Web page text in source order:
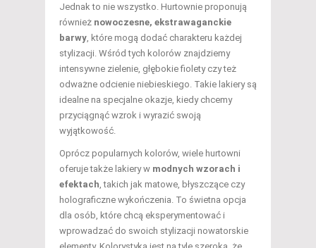
Jednak to nie wszystko. Hurtownie proponują
również nowoczesne, ekstrawaganckie
barwy , które mogą dodać charakteru każdej
stylizacji. Wśród tych kolorów znajdziemy
intensywne zielenie, głębokie fiolety czy też
odważne odcienie niebieskiego. Takie lakiery są
idealne na specjalne okazje, kiedy chcemy
przyciągnąć wzrok i wyrazić swoją
wyjątkowość.
Oprócz popularnych kolorów, wiele hurtowni
oferuje także lakiery w modnych wzorach i
efektach , takich jak matowe, błyszczące czy
holograficzne wykończenia. To świetna opcja
dla osób, które chcą eksperymentować i
wprowadzać do swoich stylizacji nowatorskie